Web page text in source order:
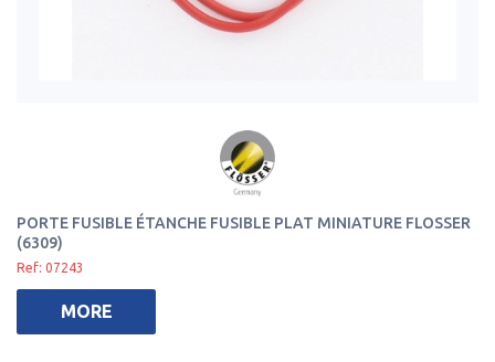
PORTE FUSIBLE ÉTANCHE FUSIBLE PLAT MINIATURE FLOSSER
(6309)
Ref: 07243
MORE